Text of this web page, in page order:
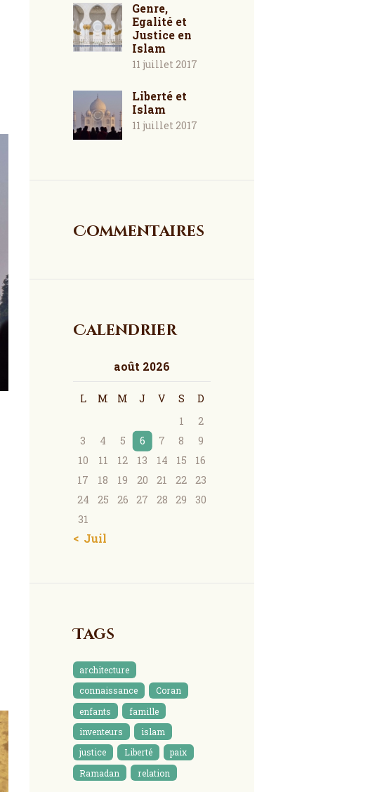
Genre,
Egalité et
Justice en
Islam
11 juillet 2017
Liberté et
Islam
11 juillet 2017
Commentaires
Calendrier
août 2026
L M M J V S
D
1
2
3
4 5 6 7 8
9
10
11 12 13 14 15
16
17
18 19 20 21 22
23
24
25 26 27 28 29
30
31
« Juil
Tags
architecture
connaissance
Coran
enfants
famille
inventeurs
islam
justice
Liberté
paix
Ramadan
relation